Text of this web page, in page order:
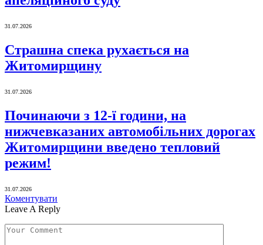
31.07.2026
Страшна спека рухається на
Житомирщину
31.07.2026
Починаючи з 12-ї години, на
нижчевказаних автомобільних дорогах
Житомирщини введено тепловий
режим!
31.07.2026
Коментувати
Leave A Reply